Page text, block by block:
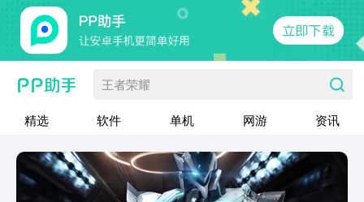
王者荣耀
精选 软件 单机 网游 资讯